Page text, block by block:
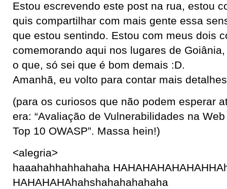
Estou escrevendo este post na rua, estou
quis compartilhar com mais gente essa
que estou sentindo. Estou com meus dois
comemorando aqui nos lugares de
o que, só sei que é bom demais :D.
Amanhã, eu volto para contar mais
(para os curiosos que não podem esperar
era: “Avaliação de Vulnerabilidades na
Top 10 OWASP”. Massa hein!)
<alegria>
haaahahhahhahaha
HAHAHAHAhahshahahahahaha